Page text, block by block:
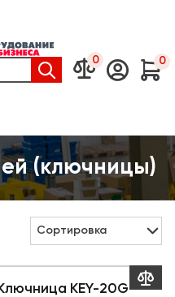
 0  0
(ключницы)
Сортировка
Ключница KEY-20G
